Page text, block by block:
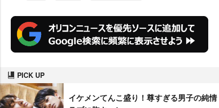
PICK UP
イケメンてんこ盛り！尊すぎる男子の純情